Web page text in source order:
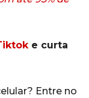
e curta
Entre no